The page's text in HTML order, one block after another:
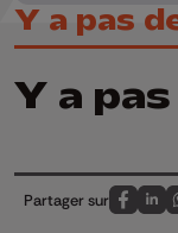
Y a pas
Y a
Partager sur